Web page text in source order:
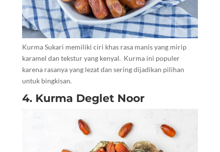
Kurma Sukari memiliki ciri khas rasa manis yang mirip
karamel dan tekstur yang kenyal. Kurma ini populer
karena rasanya yang lezat dan sering dijadikan pilihan
untuk bingkisan.
4. Kurma Deglet Noor